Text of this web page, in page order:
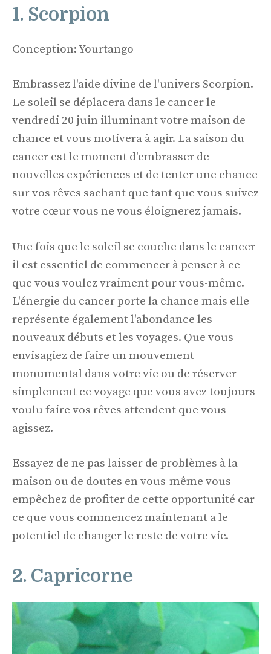
1. Scorpion
Conception: Yourtango
Embrassez l'aide divine de l'univers Scorpion.
Le soleil se déplacera dans le cancer le
vendredi 20 juin illuminant votre maison de
chance et vous motivera à agir. La saison du
cancer est le moment d'embrasser de
nouvelles expériences et de tenter une chance
sur vos rêves sachant que tant que vous suivez
votre cœur vous ne vous éloignerez jamais.
Une fois que le soleil se couche dans le cancer
il est essentiel de commencer à penser à ce
que vous voulez vraiment pour vous-même.
L'énergie du cancer porte la chance mais elle
représente également l'abondance les
nouveaux débuts et les voyages. Que vous
envisagiez de faire un mouvement
monumental dans votre vie ou de réserver
simplement ce voyage que vous avez toujours
voulu faire vos rêves attendent que vous
agissez.
Essayez de ne pas laisser de problèmes à la
maison ou de doutes en vous-même vous
empêchez de profiter de cette opportunité car
ce que vous commencez maintenant a le
potentiel de changer le reste de votre vie.
2. Capricorne